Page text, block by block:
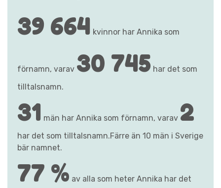
39 664 kvinnor har Annika som
förnamn, varav 30 745 har det som
tilltalsnamn.
31 män har Annika som förnamn, varav 2
har det som tilltalsnamn.Färre än 10 män i Sverige
bär namnet.
77 % av alla som heter Annika har det